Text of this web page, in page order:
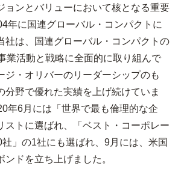
ョンとバリューにおいて核となる重要
年に国連グローバル・コンパクトに
社は、国連グローバル・コンパクトの
業活動と戦略に全面的に取り組んで
ジ・オリバーのリーダーシップのも
分野で優れた実績を上げ続けていま
年6月には「世界で最も倫理的な企
ストに選ばれ、「ベスト・コーポレー
社」の1社にも選ばれ、9月には、米国
ンドを立ち上げました。